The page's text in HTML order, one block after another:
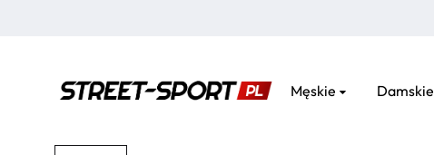
sport.pl
Męskie Damskie